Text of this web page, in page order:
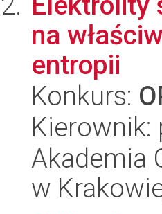
na
entropii
Konkurs:
Kierownik:
Akademia
w